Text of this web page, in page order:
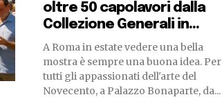
oltre 50 capolavori dalla
Collezione Generali in...
A Roma in estate vedere una bella
mostra è sempre una buona idea. Per
tutti gli appassionati dell'arte del
Novecento, a Palazzo Bonaparte, da...